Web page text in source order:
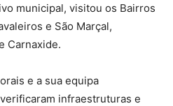
municipal, visitou os Bairros
e São Marçal,
Carnaxide.
e a sua equipa
infraestruturas e